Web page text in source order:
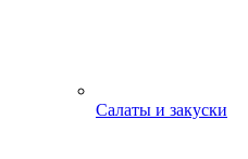
Салаты и закуски